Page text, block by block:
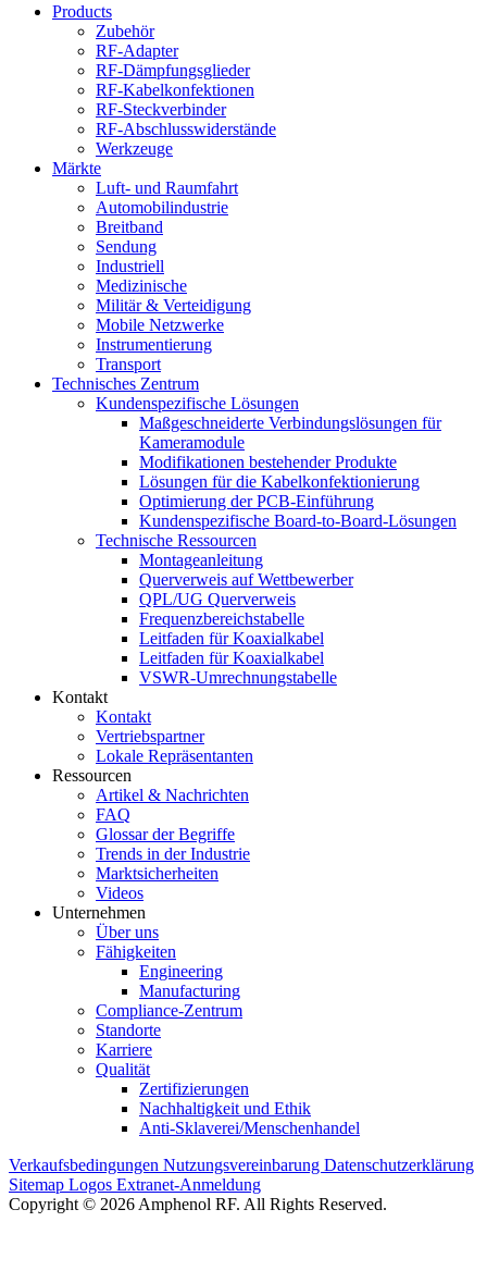
Products
Zubehör
RF-Adapter
RF-Dämpfungsglieder
RF-Kabelkonfektionen
RF-Steckverbinder
RF-Abschlusswiderstände
Werkzeuge
Märkte
Luft- und Raumfahrt
Automobilindustrie
Breitband
Sendung
Industriell
Medizinische
Militär & Verteidigung
Mobile Netzwerke
Instrumentierung
Transport
Technisches Zentrum
Kundenspezifische Lösungen
Maßgeschneiderte Verbindungslösungen für
Kameramodule
Modifikationen bestehender Produkte
Lösungen für die Kabelkonfektionierung
Optimierung der PCB-Einführung
Kundenspezifische Board-to-Board-Lösungen
Technische Ressourcen
Montageanleitung
Querverweis auf Wettbewerber
QPL/UG Querverweis
Frequenzbereichstabelle
Leitfaden für Koaxialkabel
Leitfaden für Koaxialkabel
VSWR-Umrechnungstabelle
Kontakt
Kontakt
Vertriebspartner
Lokale Repräsentanten
Ressourcen
Artikel & Nachrichten
FAQ
Glossar der Begriffe
Trends in der Industrie
Marktsicherheiten
Videos
Unternehmen
Über uns
Fähigkeiten
Engineering
Manufacturing
Compliance-Zentrum
Standorte
Karriere
Qualität
Zertifizierungen
Nachhaltigkeit und Ethik
Anti-Sklaverei/Menschenhandel
Verkaufsbedingungen Nutzungsvereinbarung Datenschutzerklärung
Sitemap Logos Extranet-Anmeldung
Copyright © 2026 Amphenol RF. All Rights Reserved.